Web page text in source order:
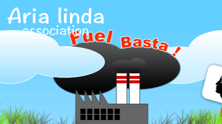
Association
Aria Linda